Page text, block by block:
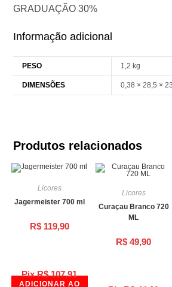
GRADUAÇÃO 30%
Informação adicional
PESO 1,2 kg
DIMENSÕES 0,38 × 28,5 ×
Produtos relacionados
Pix R$107,91
Licores
Jagermeister 700 ml
R$119,90
ADICIONAR AO
Licores
Curaçau Branco 720
ML
R$ 49,90